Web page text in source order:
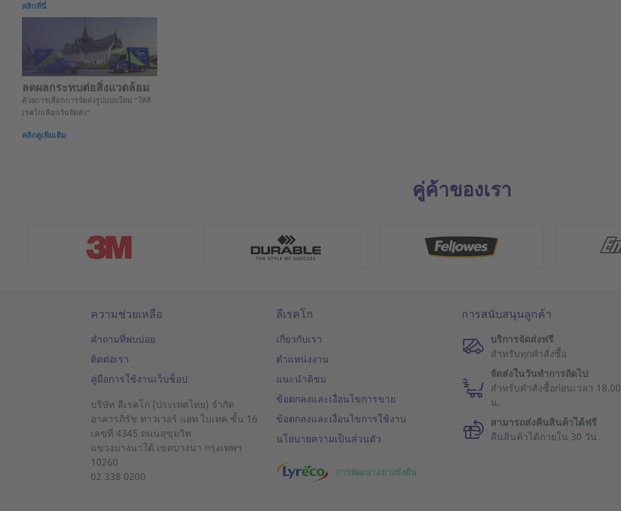
คลิกที่นี่
ลดผลกระทบต่อสิ่งแวดล้อม
ด้วยการเลือกการจัดส่งรูปแบบใหม่ "ให้ลี
เรคโกเลือกวันจัดส่ง"
คลิกดูเพิ่มเติม
คู่ค้าของเรา
ความช่วยเหลือ
คำถามที่พบบ่อย
ติดต่อเรา
คู่มือการใช้งานเว็บช็อป
บริษัท ลีเรคโก (ประเทศไทย) จำกัด
อาคารภิรัช ทาวเวอร์ แอท ไบเทค ชั้น 16
เลขที่ 4345 ถนนสุขุมวิท
แขวงบางนาใต้ เขตบางนา กรุงเทพฯ
10260
02 338 0200
ลีเรคโก
เกี่ยวกับเรา
ตำแหน่งงาน
แนะนำติชม
ข้อตกลงและเงื่อนไขการขาย
ข้อตกลงและเงื่อนไขการใช้งาน
นโยบายความเป็นส่วนตัว
การพัฒนาอย่างยั่งยืน
การสนับสนุนลูกค้า
บริการจัดส่งฟรี
สำหรับทุกคำสั่งซื้อ
จัดส่งในวันทำการถัดไป
สำหรับคำสั่งซื้อก่อนเวลา 18.00
น.
สามารถส่งคืนสินค้าได้ฟรี
คืนสินค้าได้ภายใน 30 วัน